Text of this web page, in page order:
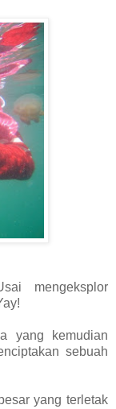
mengeksplor
yang kemudian
sebuah
yang terletak